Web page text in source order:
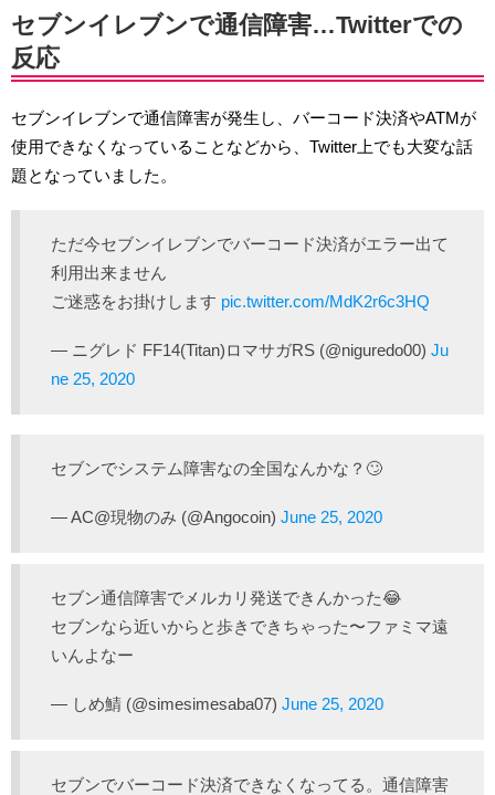
セブンイレブンで通信障害…Twitterでの
反応
セブンイレブンで通信障害が発生し、バーコード決済やATMが
使用できなくなっていることなどから、Twitter上でも大変な話
題となっていました。
ただ今セブンイレブンでバーコード決済がエラー出て
利用出来ません
ご迷惑をお掛けします pic.twitter.com/MdK2r6c3HQ
— ニグレド FF14(Titan)ロマサガRS (@niguredo00) Ju
ne 25, 2020
セブンでシステム障害なの全国なんかな？🙄
— AC@現物のみ (@Angocoin) June 25, 2020
セブン通信障害でメルカリ発送できんかった😂
セブンなら近いからと歩きできちゃった〜ファミマ遠
いんよなー
— しめ鯖 (@simesimesaba07) June 25, 2020
セブンでバーコード決済できなくなってる。通信障害